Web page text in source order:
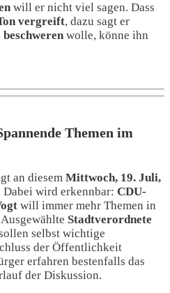
will er nicht viel sagen. Dass
vergreift, dazu sagt er
beschweren wolle, könne ihn
Themen im
an diesem Mittwoch, 19. Juli,
Dabei wird erkennbar: CDU-
will immer mehr Themen in
Stadtverordnete
selbst wichtige
der Öffentlichkeit
erfahren bestenfalls das
der Diskussion.